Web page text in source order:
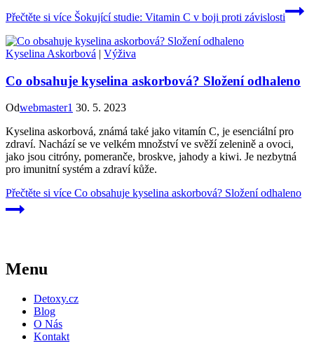
Přečtěte si více Šokující studie: Vitamin C v boji proti závislosti
Kyselina Askorbová | Výživa
Co obsahuje kyselina askorbová? Složení odhaleno
Odwebmaster1 30. 5. 2023
Kyselina askorbová, známá také jako vitamín C, je esenciální pro
zdraví. Nachází se ve velkém množství ve svěží zelenině a ovoci,
jako jsou citróny, pomeranče, broskve, jahody a kiwi. Je nezbytná
pro imunitní systém a zdraví kůže.
Přečtěte si více Co obsahuje kyselina askorbová? Složení odhaleno
Menu
Detoxy.cz
Blog
O Nás
Kontakt